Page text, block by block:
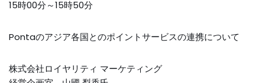
15時00分～15時50分
Pontaのアジア各国とのポイントサービスの連携について
株式会社ロイヤリティ マーケティング